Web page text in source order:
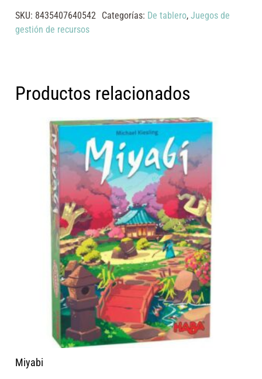
SKU: 8435407640542 Categorías: De tablero, Juegos de
gestión de recursos
Productos relacionados
Miyabi